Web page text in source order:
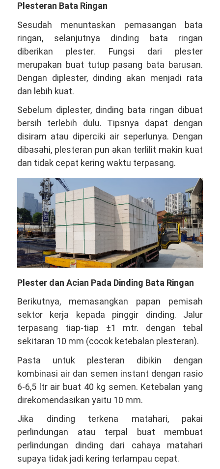
Plesteran Bata Ringan
Sesudah menuntaskan pemasangan bata
ringan, selanjutnya dinding bata ringan
diberikan plester. Fungsi dari plester
merupakan buat tutup pasang bata barusan.
Dengan diplester, dinding akan menjadi rata
dan lebih kuat.
Sebelum diplester, dinding bata ringan dibuat
bersih terlebih dulu. Tipsnya dapat dengan
disiram atau diperciki air seperlunya. Dengan
dibasahi, plesteran pun akan terlilit makin kuat
dan tidak cepat kering waktu terpasang.
Plester dan Acian Pada Dinding Bata Ringan
Berikutnya, memasangkan papan pemisah
sektor kerja kepada pinggir dinding. Jalur
terpasang tiap-tiap ±1 mtr. dengan tebal
sekitaran 10 mm (cocok ketebalan plesteran).
Pasta untuk plesteran dibikin dengan
kombinasi air dan semen instant dengan rasio
6-6,5 ltr air buat 40 kg semen. Ketebalan yang
direkomendasikan yaitu 10 mm.
Jika dinding terkena matahari, pakai
perlindungan atau terpal buat membuat
perlindungan dinding dari cahaya matahari
supaya tidak jadi kering terlampau cepat.